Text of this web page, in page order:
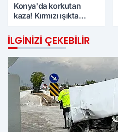
Konya'da korkutan
kaza! Kırmızı ışıkta
İLGINIZI ÇEKEBILIR